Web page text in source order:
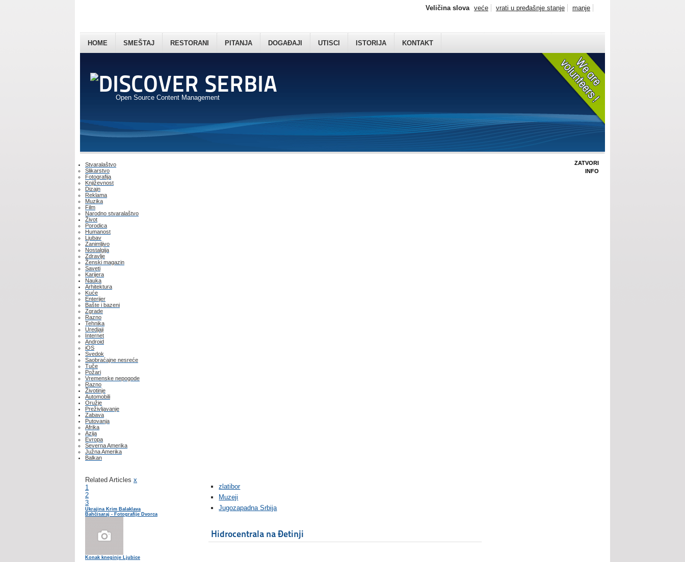
Open Source Content Management
HOME SMEŠTAJ RESTORANI PITANJA DOGAĐAJI UTISCI ISTORIJA KONTAKT
Veličina slova veće vrati u pređašnje stanje manje
Stvaralaštvo
Slikarstvo
Fotografija
Književnost
Dizajn
Reklama
Muzika
Film
Narodno stvaralaštvo
Život
Porodica
Humanost
Ljubav
Zanimljivo
Nostalgija
Zdravlje
Ženski magazin
Saveti
Karijera
Nauka
Arhitektura
Kuće
Enterijer
Bašte i bazeni
Zgrade
Razno
Tehnika
Uredjaji
Internet
Android
iOS
Svedok
Saobraćajne nesreće
Tuče
Požari
Vremenske nepogode
Razno
Životinje
Automobili
Oružje
Preživljavanje
Zabava
Putovanja
Afrika
Azija
Evropa
Severna Amerika
Južna Amerika
Balkan
Related Articles x
1
2
3
Ukrajina Krim Balaklava
Bahčisaraj - Fotografije Dvorca
Konak kneginje Ljubice
zlatibor
Muzeji
Jugozapadna Srbija
Hidrocentrala na Đetinji
ZATVORI
INFO